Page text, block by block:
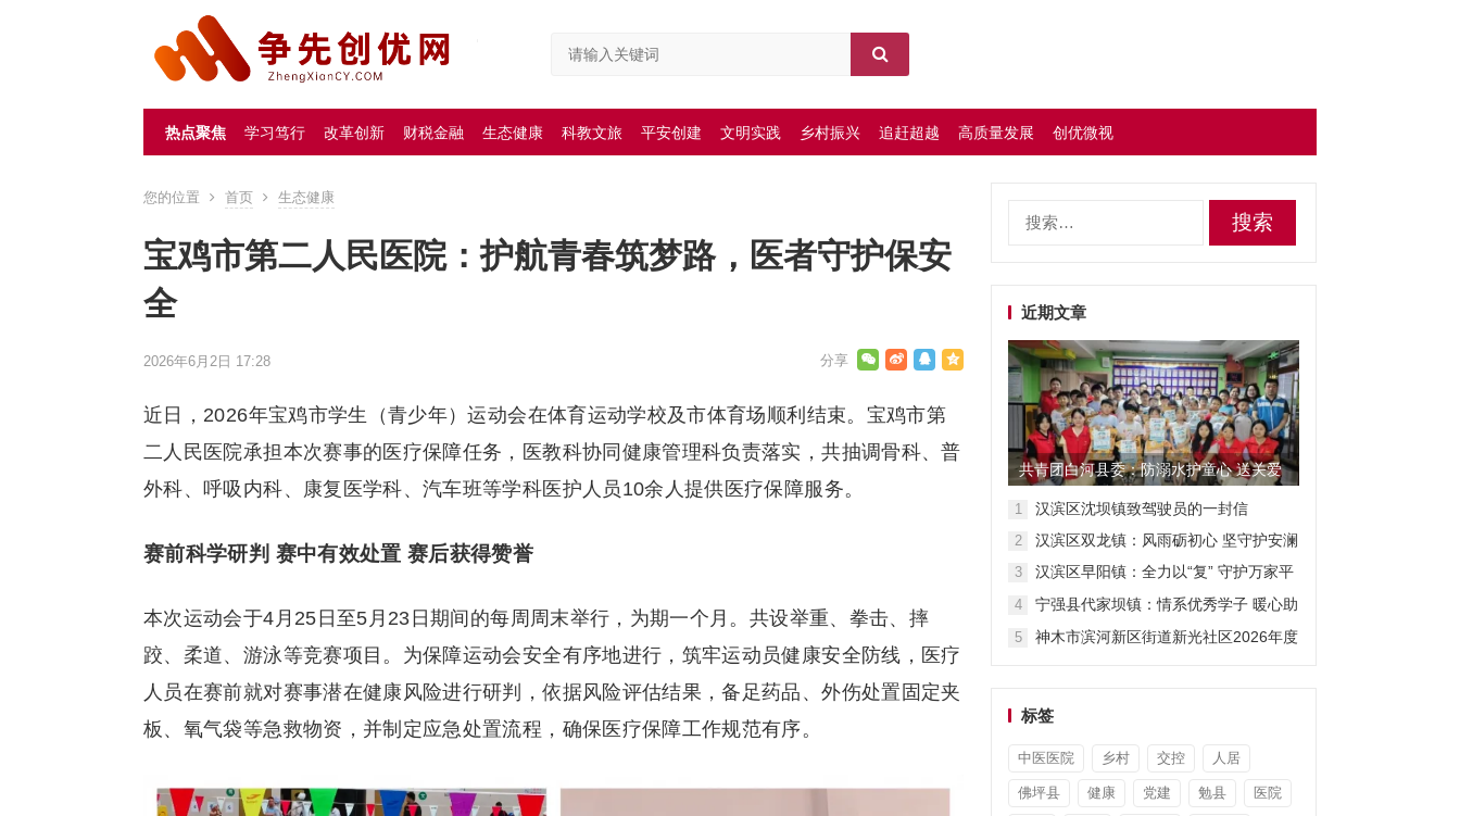
热点聚焦 学习笃行 改革创新 财税金融 生态健康 科教文旅 平安创建 文明实践 乡村振兴 追赶超越 高质量发展 创优微视
您的位置 首页 生态健康
宝鸡市第二人民医院：护航青春筑梦路，医者守护保安
全
2026年6月2日 17:28
近日，2026年宝鸡市学生（青少年）运动会在体育运动学校及市体育场顺利结束。宝鸡市第
二人民医院承担本次赛事的医疗保障任务，医教科协同健康管理科负责落实，共抽调骨科、普
外科、呼吸内科、康复医学科、汽车班等学科医护人员10余人提供医疗保障服务。
赛前科学研判 赛中有效处置 赛后获得赞誉
本次运动会于4月25日至5月23日期间的每周周末举行，为期一个月。共设举重、拳击、摔
跤、柔道、游泳等竞赛项目。为保障运动会安全有序地进行，筑牢运动员健康安全防线，医疗
人员在赛前就对赛事潜在健康风险进行研判，依据风险评估结果，备足药品、外伤处置固定夹
板、氧气袋等急救物资，并制定应急处置流程，确保医疗保障工作规范有序。
近期文章
共青团白河县委：防溺水护童心 送关爱
暖暑期
1 汉滨区沈坝镇致驾驶员的一封信
2 汉滨区双龙镇：风雨砺初心 坚守护安澜
3
汉滨区早阳镇：全力以“复” 守护万家平
4
宁强县代家坝镇：情系优秀学子 暖心助
5
神木市滨河新区街道新光社区2026年度
标签
中医医院 乡村 交控 人居
佛坪县 健康 党建 勉县 医院